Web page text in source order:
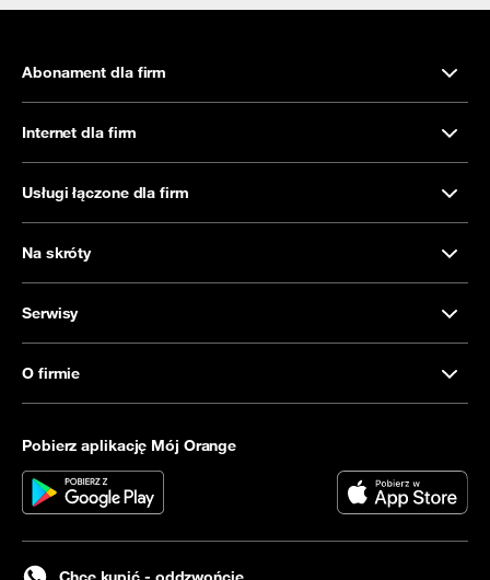
Abonament dla firm
Internet dla firm
Usługi łączone dla firm
Na skróty
Serwisy
O firmie
Pobierz aplikację Mój Orange